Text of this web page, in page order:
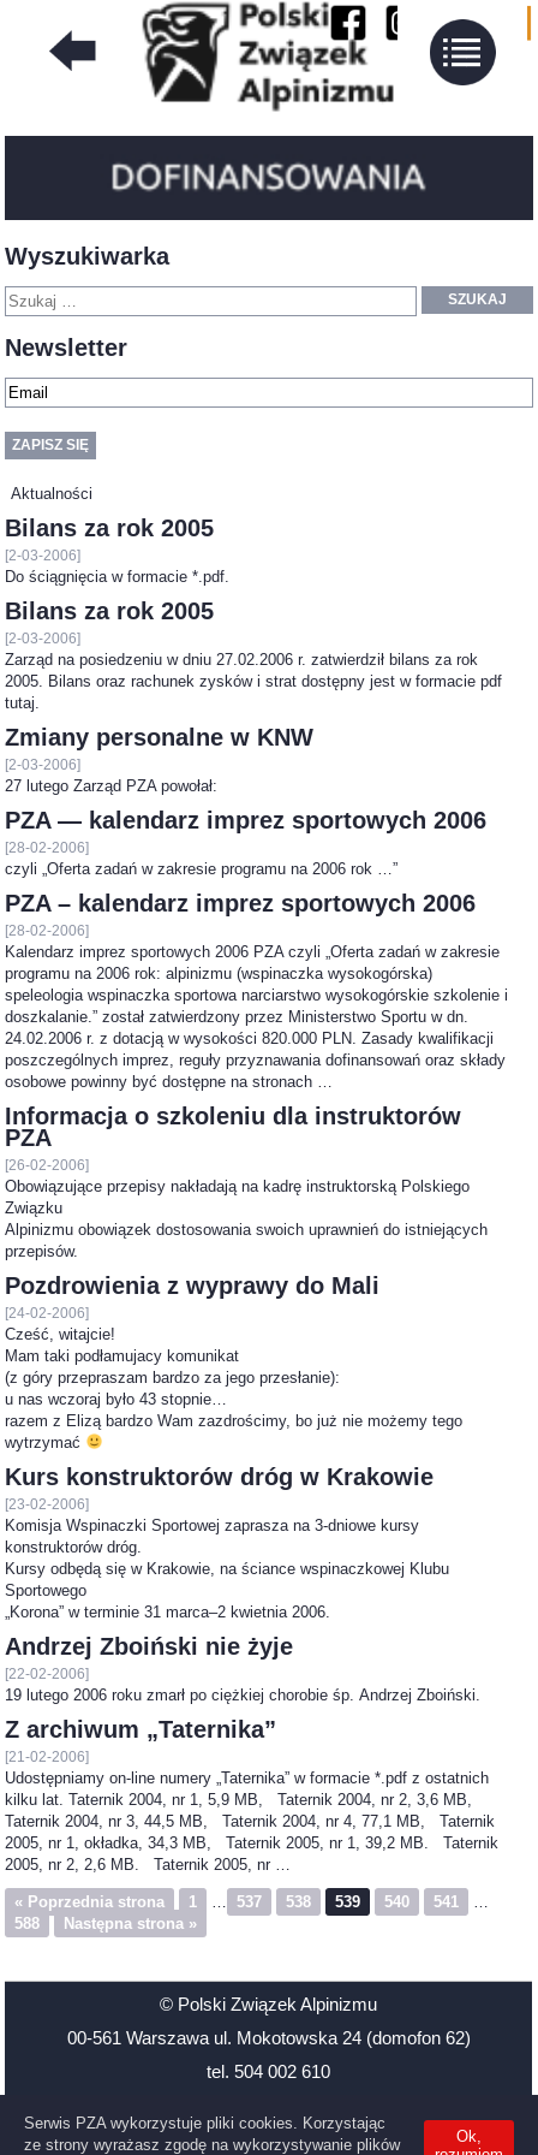
Wyszukiwarka
SZUKAJ
Newsletter
Aktualności
Bilans za rok 2005
[2-03-2006]
Do ściągnięcia w formacie *.pdf.
Bilans za rok 2005
[2-03-2006]
Zarząd na posiedzeniu w dniu 27.02.2006 r. zatwierdził bilans za rok
2005. Bilans oraz rachunek zysków i strat dostępny jest w formacie pdf
tutaj.
Zmiany personalne w KNW
[2-03-2006]
27 lutego Zarząd PZA powołał:
PZA — kalendarz imprez sportowych 2006
[28-02-2006]
czyli „Oferta zadań w zakresie programu na 2006 rok …”
PZA – kalendarz imprez sportowych 2006
[28-02-2006]
Kalendarz imprez sportowych 2006 PZA czyli „Oferta zadań w zakresie
programu na 2006 rok: alpinizmu (wspinaczka wysokogórska)
speleologia wspinaczka sportowa narciarstwo wysokogórskie szkolenie i
doszkalanie.” został zatwierdzony przez Ministerstwo Sportu w dn.
24.02.2006 r. z dotacją w wysokości 820.000 PLN. Zasady kwalifikacji
poszczególnych imprez, reguły przyznawania dofinansowań oraz składy
osobowe powinny być dostępne na stronach …
Informacja o szkoleniu dla instruktorów
PZA
[26-02-2006]
Obowiązujące przepisy nakładają na kadrę instruktorską Polskiego
Związku
Alpinizmu obowiązek dostosowania swoich uprawnień do istniejących
przepisów.
Pozdrowienia z wyprawy do Mali
[24-02-2006]
Cześć, witajcie!
Mam taki podłamujacy komunikat
(z góry przepraszam bardzo za jego przesłanie):
u nas wczoraj było 43 stopnie…
razem z Elizą bardzo Wam zazdrościmy, bo już nie możemy tego
wytrzymać
Kurs konstruktorów dróg w Krakowie
[23-02-2006]
Komisja Wspinaczki Sportowej zaprasza na 3-dniowe kursy
konstruktorów dróg.
Kursy odbędą się w Krakowie, na ściance wspinaczkowej Klubu
Sportowego
„Korona” w terminie 31 marca–2 kwietnia 2006.
Andrzej Zboiński nie żyje
[22-02-2006]
19 lutego 2006 roku zmarł po ciężkiej chorobie śp. Andrzej Zboiński.
Z archiwum „Taternika”
[21-02-2006]
Udostępniamy on-line numery „Taternika” w formacie *.pdf z ostatnich
kilku lat. Taternik 2004, nr 1, 5,9 MB, Taternik 2004, nr 2, 3,6 MB,
Taternik 2004, nr 3, 44,5 MB, Taternik 2004, nr 4, 77,1 MB, Taternik
2005, nr 1, okładka, 34,3 MB, Taternik 2005, nr 1, 39,2 MB. Taternik
2005, nr 2, 2,6 MB. Taternik 2005, nr …
« Poprzednia strona 1 537 538 539 540 541
588
Następna strona »
© Polski Związek Alpinizmu
00-561 Warszawa ul. Mokotowska 24 (domofon 62)
tel. 504 002 610
NIP: 527-21-39-619
Serwis PZA wykorzystuje pliki cookies. Korzystając
ze strony wyrażasz zgodę na wykorzystywanie plików
Ok,